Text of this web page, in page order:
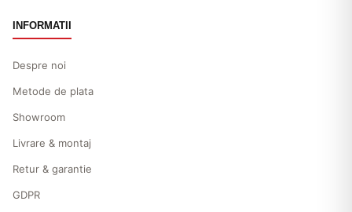
INFORMATII
Despre noi
Metode de plata
Showroom
Livrare & montaj
Retur & garantie
GDPR